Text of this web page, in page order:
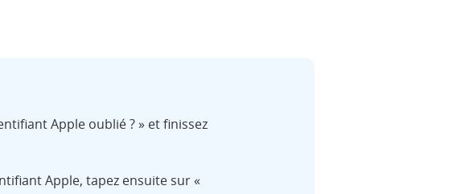
Apple oublié ? » et finissez
Apple, tapez ensuite sur «